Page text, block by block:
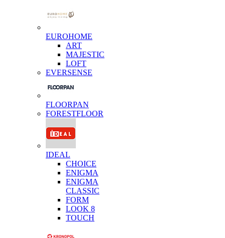
EUROHOME
ART
MAJESTIC
LOFT
EVERSENSE
FLOORPAN
FORESTFLOOR
IDEAL
CHOICE
ENIGMA
ENIGMA
CLASSIC
FORM
LOOK 8
TOUCH